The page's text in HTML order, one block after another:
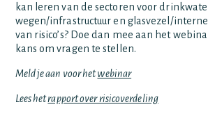
kan leren van de sectoren voor
wegen/infrastructuur en glasvezel/
van risico’s? Doe dan mee aan het
kans om vragen te stellen.
Meld je aan voor hetwebinar
Lees hetrapport over risicoverdeling